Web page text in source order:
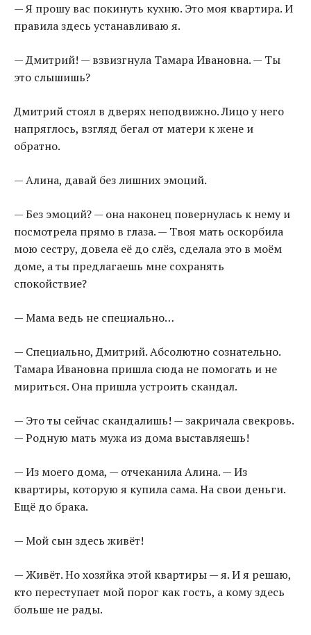
— Я прошу вас покинуть кухню. Это моя квартира. И
правила здесь устанавливаю я.
— Дмитрий! — взвизгнула Тамара Ивановна. — Ты
это слышишь?
Дмитрий стоял в дверях неподвижно. Лицо у него
напряглось, взгляд бегал от матери к жене и
обратно.
— Алина, давай без лишних эмоций.
— Без эмоций? — она наконец повернулась к нему и
посмотрела прямо в глаза. — Твоя мать оскорбила
мою сестру, довела её до слёз, сделала это в моём
доме, а ты предлагаешь мне сохранять
спокойствие?
— Мама ведь не специально…
— Специально, Дмитрий. Абсолютно сознательно.
Тамара Ивановна пришла сюда не помогать и не
мириться. Она пришла устроить скандал.
— Это ты сейчас скандалишь! — закричала свекровь.
— Родную мать мужа из дома выставляешь!
— Из моего дома, — отчеканила Алина. — Из
квартиры, которую я купила сама. На свои деньги.
Ещё до брака.
— Мой сын здесь живёт!
— Живёт. Но хозяйка этой квартиры — я. И я решаю,
кто переступает мой порог как гость, а кому здесь
больше не рады.